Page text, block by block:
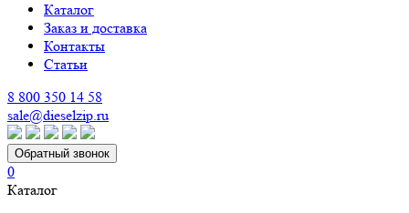
Каталог
Заказ и доставка
Контакты
Статьи
8 800 350 14 58
sale@dieselzip.ru
Обратный звонок
0
Каталог